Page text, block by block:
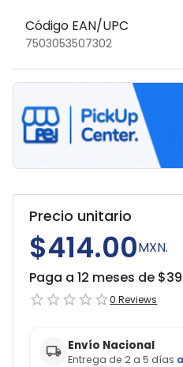
Código EAN/UPC
7503053507302
Precio unitario
$414.00MXN.
Paga a 12 meses de $
0 Reviews
Envío Nacional
Entrega de 2 a 5 días